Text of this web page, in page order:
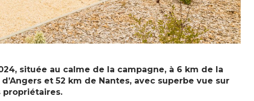
située au calme de la campagne, à 6 km de la
et 52 km de Nantes, avec superbe vue sur
propriétaires.